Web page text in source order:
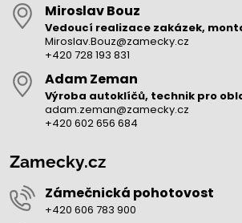
Miroslav Bouz
Vedoucí realizace zakázek,
Miroslav.Bouz@zamecky.cz
+420 728 193 831
Adam Zeman
Výroba autoklíčů, technik pro
adam.zeman@zamecky.cz
+420 602 656 684
Zamecky.cz
Zámečnická pohotovost
+420 606 783 900